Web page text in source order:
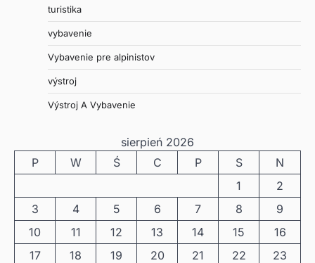
turistika
vybavenie
Vybavenie pre alpinistov
výstroj
Výstroj A Vybavenie
sierpień 2026
P
W Ś C P S
N
1
2
3
4 5 6 7 8
9
10
11 12 13 14 15
16
17
18 19 20 21 22
23